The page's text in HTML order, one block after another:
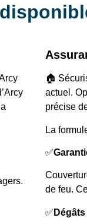
🏠
actuel.
précise
La
✅
de feu.
✅